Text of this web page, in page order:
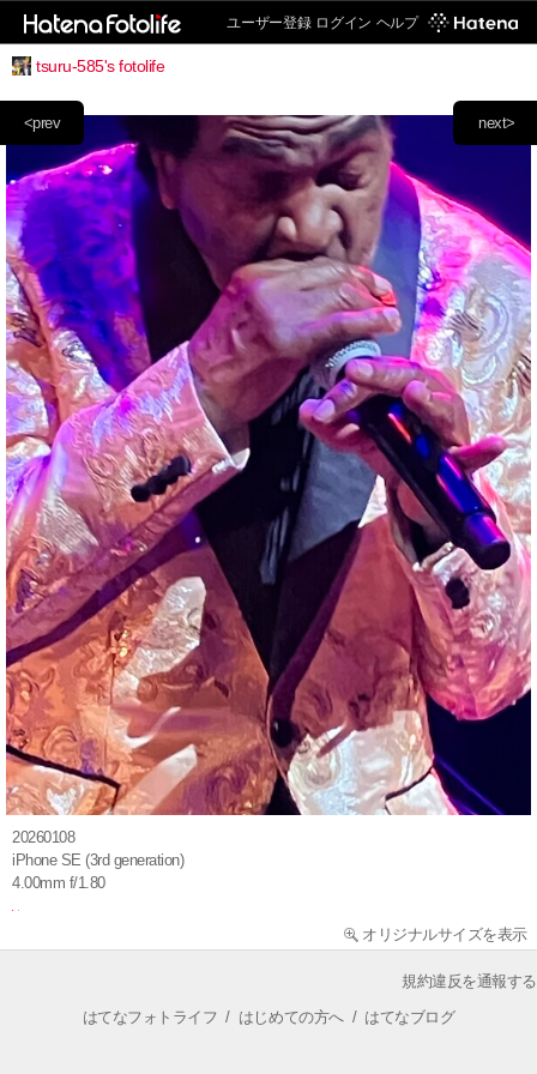
ユーザー登録 ログイン ヘルプ
tsuru-585's fotolife
next>
<prev
20260108
iPhone SE (3rd generation)
4.00mm f/1.80
オリジナルサイズを表示
規約違反を通報する
はてなフォトライフ / はじめての方へ/ はてなブログ